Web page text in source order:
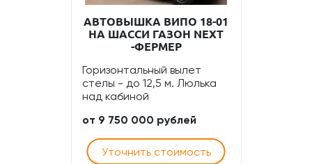
АВТОВЫШКА ВИПО 18-01
НА ШАССИ ГАЗОН NEXT
-ФЕРМЕР
Горизонтальный вылет
стелы - до 12,5 м. Люлька
над кабиной
от 9 750 000 рублей
Уточнить стоимость